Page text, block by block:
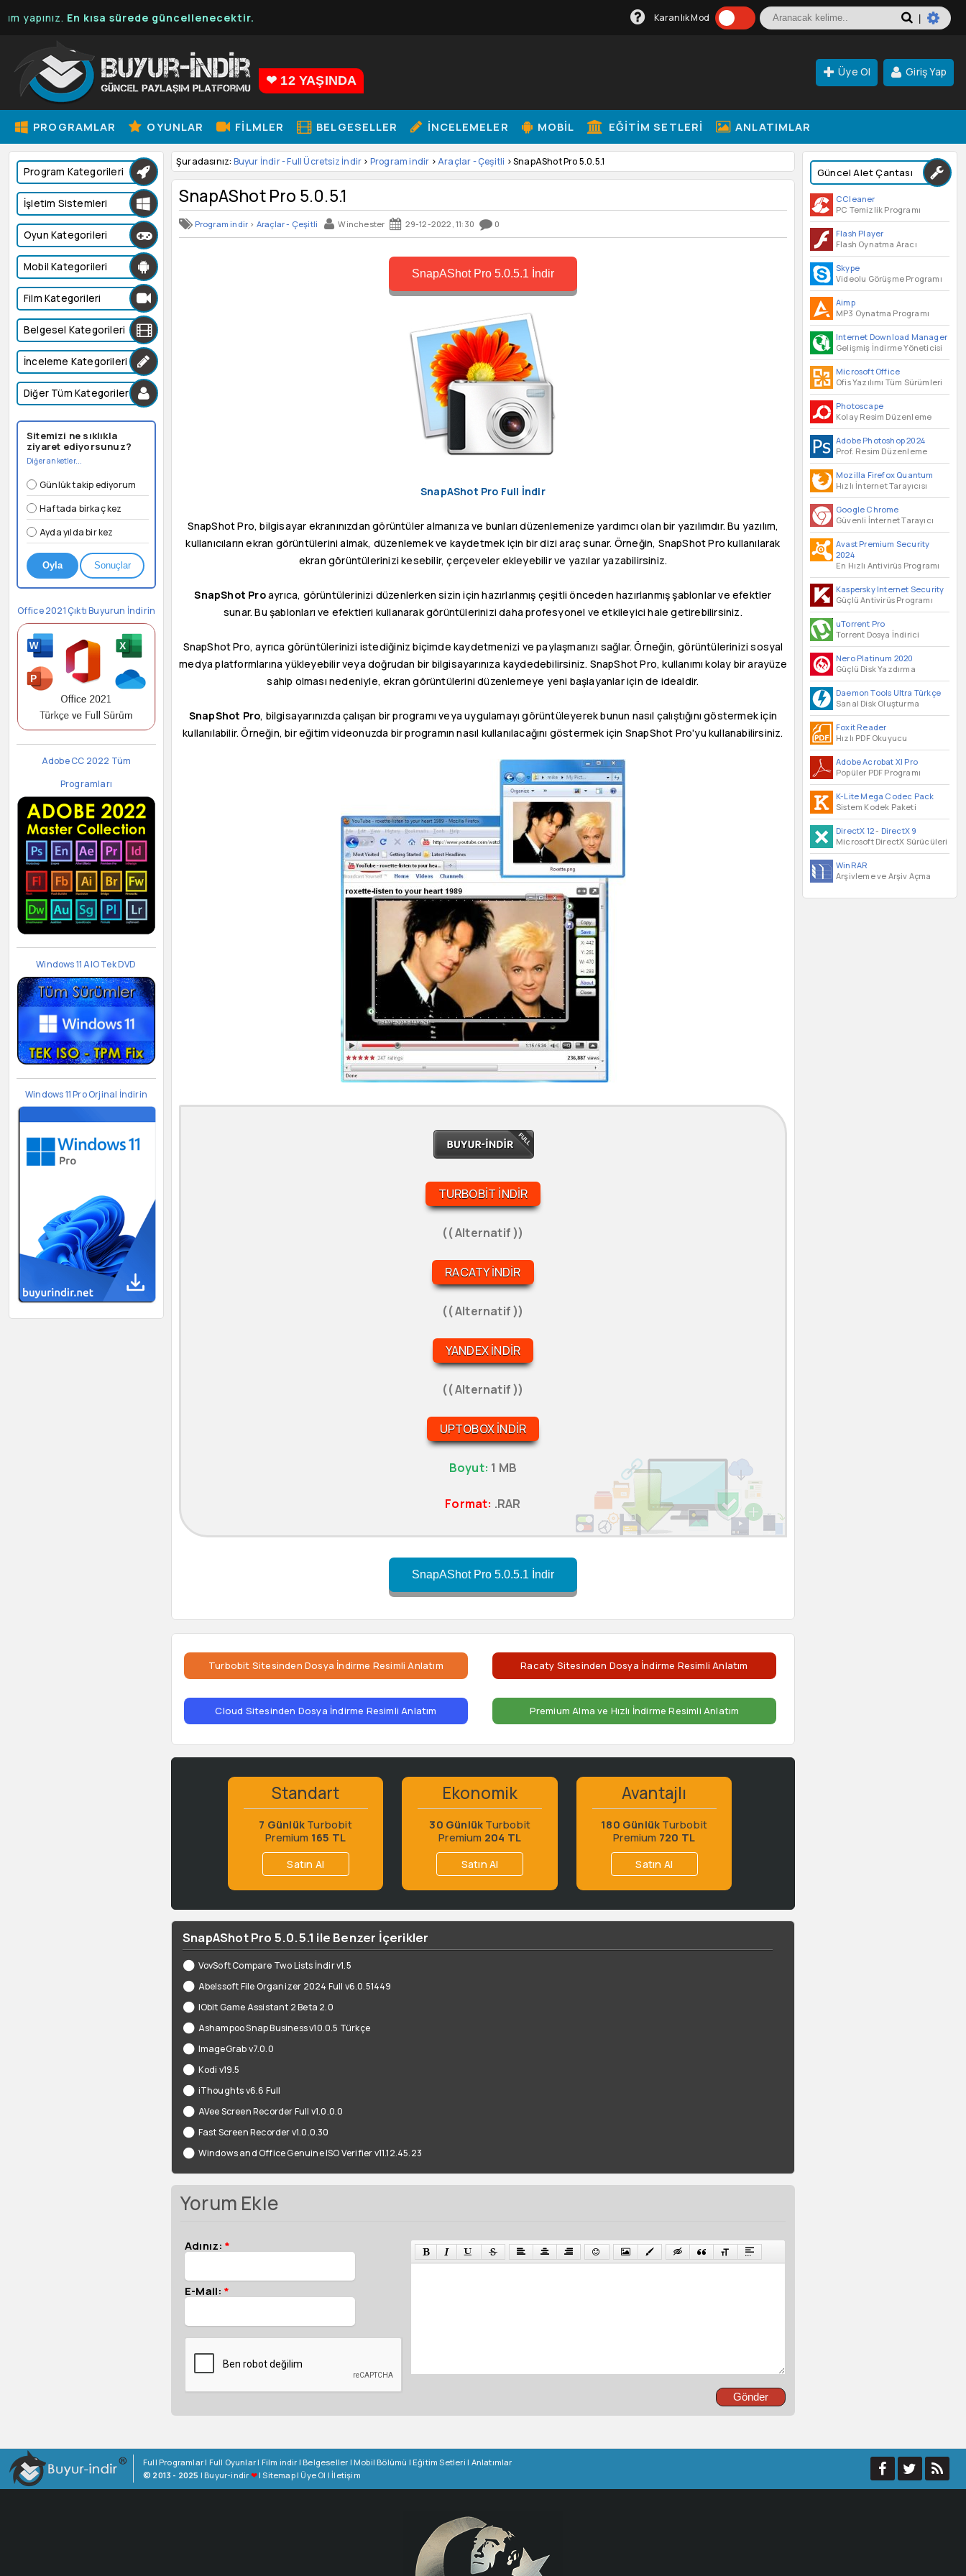
En kısa sürede güncellenecektir. Karanlık Mod
❤ 12 YAŞINDA
Üye Ol Giriş Yap
PROGRAMLAR OYUNLAR FILMLER BELGESELLER İNCELEMELER MOBIL EĞITIM SETLERI ANLATIMLAR
Güncel Alet Çantası
CCleaner
PC Temizlik Programı
Flash Player
Flash Oynatma Aracı
Skype
Videolu Görüşme Programı
Aimp
MP3 Oynatma Programı
Internet Download Manager
Gelişmiş İndirme Yöneticisi
Microsoft Office
Ofis Yazılımı Tüm Sürümleri
Photoscape
Kolay Resim Düzenleme
Adobe Photoshop 2024
Prof. Resim Düzenleme
Mozilla Firefox Quantum
Hızlı İnternet Tarayıcısı
Google Chrome
Güvenli İnternet Tarayıcı
Avast Premium Security
2024
En Hızlı Antivirüs Programı
Kaspersky Internet Security
Güçlü Antivirüs Programı
uTorrent Pro
Torrent Dosya İndirici
Nero Platinum 2020
Güçlü Disk Yazdırma
Daemon Tools Ultra Türkçe
Sanal Disk Oluşturma
Foxit Reader
Hızlı PDF Okuyucu
Adobe Acrobat XI Pro
Popüler PDF Programı
K-Lite Mega Codec Pack
Sistem Kodek Paketi
DirectX 12- DirectX 9
Microsoft DirectX Sürücüleri
WinRAR
Arşivleme ve Arşiv Açma
Program Kategorileri
İşletim Sistemleri
Oyun Kategorileri
Mobil Kategorileri
Film Kategorileri
Belgesel Kategorileri
İnceleme Kategorileri
Diğer Tüm Kategoriler
Sitemizi ne sıklıkla
ziyaret ediyorsunuz?
Diğer anketler...
Günlük takip ediyorum
Haftada birkaç kez
Ayda yılda bir kez
Oyla Sonuçlar
Office 2021 Çıktı Buyurun İndirin
Adobe CC 2022 Tüm
Programları
Windows 11 AIO Tek DVD
Windows 11 Pro Orjinal İndirin
Şuradasınız: Buyur İndir - Full Ücretsiz İndir > Program indir >Araçlar - Çeşitli > SnapAShot Pro 5.0.5.1
SnapAShot Pro 5.0.5.1
Program indir > Araçlar - Çeşitli Winchester 29-12-2022, 11:30 0
SnapAShot Pro 5.0.5.1 İndir
SnapAShot Pro Full İndir
SnapShot Pro, bilgisayar ekranınızdan görüntüler almanıza ve bunları düzenlemenize yardımcı olan bir yazılımdır. Bu yazılım,
kullanıcıların ekran görüntülerini almak, düzenlemek ve kaydetmek için bir dizi araç sunar. Örneğin, SnapShot Pro kullanılarak
ekran görüntülerinizi kesebilir, çerçeveler ekleyebilir ve yazılar yazabilirsiniz.
SnapShot Proayrıca, görüntülerinizi düzenlerken sizin için hazırlanmış çeşitli önceden hazırlanmış şablonlar ve efektler
sunar. Bu şablonları ve efektleri kullanarak görüntülerinizi daha profesyonel ve etkileyici hale getirebilirsiniz.
SnapShot Pro, ayrıca görüntülerinizi istediğiniz biçimde kaydetmenizi ve paylaşmanızı sağlar. Örneğin, görüntülerinizi sosyal
medya platformlarına yükleyebilir veya doğrudan bir bilgisayarınıza kaydedebilirsiniz. SnapShot Pro, kullanımı kolay bir arayüze
sahip olması nedeniyle, ekran görüntülerini düzenlemeye yeni başlayanlar için de idealdir.
SnapShot Pro, bilgisayarınızda çalışan bir programı veya uygulamayı görüntüleyerek bunun nasıl çalıştığını göstermek için
kullanılabilir. Örneğin, bir eğitim videonuzda bir programın nasıl kullanılacağını göstermek için SnapShot Pro'yu kullanabilirsiniz.
TURBOBIT İNDIR
(( Alternatif ))
RACATY İNDIR
(( Alternatif ))
YANDEX İNDIR
(( Alternatif ))
UPTOBOX İNDIR
Boyut: 1 MB
Format: .RAR
SnapAShot Pro 5.0.5.1 İndir
Turbobit Sitesinden Dosya İndirme Resimli Anlatım Racaty Sitesinden Dosya İndirme Resimli Anlatım
Cloud Sitesinden Dosya İndirme Resimli Anlatım Premium Alma ve Hızlı İndirme Resimli Anlatım
Standart
7 Günlük Turbobit
Premium 165 TL
Satın Al
Ekonomik
30 Günlük Turbobit
Premium 204 TL
Satın Al
Avantajlı
180 Günlük Turbobit
Premium 720 TL
Satın Al
SnapAShot Pro 5.0.5.1 ile Benzer İçerikler
VovSoft Compare Two Lists İndir v1.5
Abelssoft File Organizer 2024 Full v6.0.51449
IObit Game Assistant 2 Beta 2.0
Ashampoo Snap Business v10.0.5 Türkçe
ImageGrab v7.0.0
Kodi v19.5
iThoughts v6.6 Full
AVee Screen Recorder Full v1.0.0.0
Fast Screen Recorder v1.0.0.30
Windows and Office Genuine ISO Verifier v11.12.45.23
Yorum Ekle
Adınız: *
E-Mail: *
Full Programlar| Full Oyunlar| Film indir |Belgeseller |Mobil Bölümü |Eğitim Setleri | Anlatımlar
© 2013 - 2025 |Buyur-indir ❤|Sitemap|Üye Ol | İletişim